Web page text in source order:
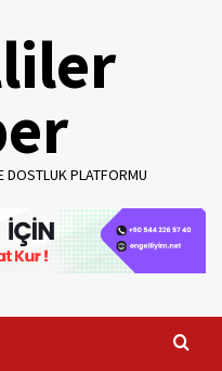
DOSTLUK PLATFORMU